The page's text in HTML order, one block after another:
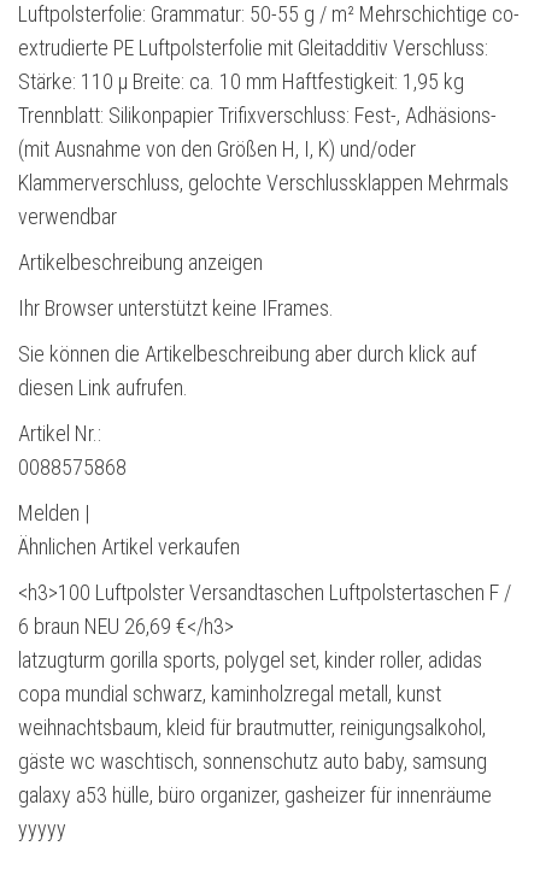
Luftpolsterfolie: Grammatur: 50-55 g / m² Mehrschichtige co-
extrudierte PE Luftpolsterfolie mit Gleitadditiv Verschluss:
Stärke: 110 µ Breite: ca. 10 mm Haftfestigkeit: 1,95 kg
Trennblatt: Silikonpapier Trifixverschluss: Fest-, Adhäsions-
(mit Ausnahme von den Größen H, I, K) und/oder
Klammerverschluss, gelochte Verschlussklappen Mehrmals
verwendbar
Artikelbeschreibung anzeigen
Ihr Browser unterstützt keine IFrames.
Sie können die Artikelbeschreibung aber durch klick auf
diesen Link aufrufen.
Artikel Nr.:
0088575868
Melden |
Ähnlichen Artikel verkaufen
<h3>100 Luftpolster Versandtaschen Luftpolstertaschen F /
6 braun NEU 26,69 €</h3>
latzugturm gorilla sports, polygel set, kinder roller, adidas
copa mundial schwarz, kaminholzregal metall, kunst
weihnachtsbaum, kleid für brautmutter, reinigungsalkohol,
gäste wc waschtisch, sonnenschutz auto baby, samsung
galaxy a53 hülle, büro organizer, gasheizer für innenräume
yyyyy